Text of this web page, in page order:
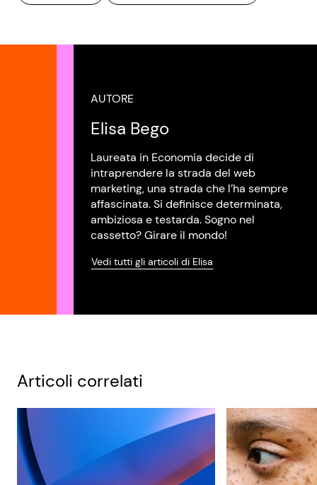
AUTORE
Elisa Bego
Laureata in Economia decide di
intraprendere la strada del web
marketing, una strada che l’ha sempre
affascinata. Si definisce determinata,
ambiziosa e testarda. Sogno nel
cassetto? Girare il mondo!
Vedi tutti gli articoli di Elisa
Articoli correlati